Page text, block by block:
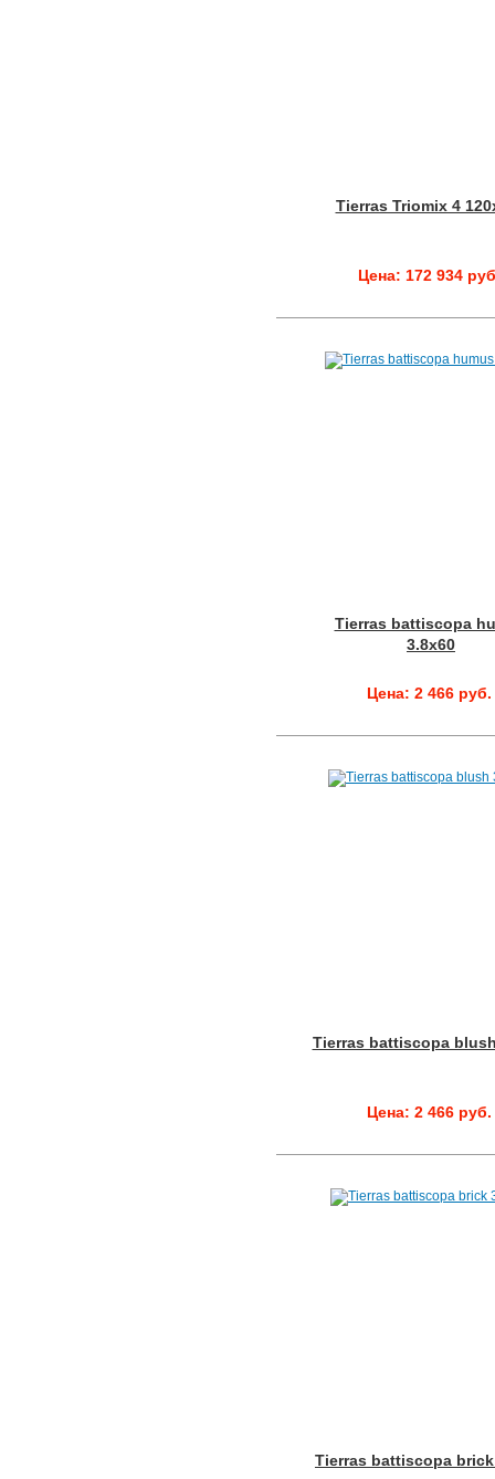
Tierras Triomix 4
Цена: 172 934
Tierras battiscopa
3.8x60
Цена: 2 466 руб.
Tierras battiscopa
Цена: 2 466 руб.
Tierras battiscopa brick